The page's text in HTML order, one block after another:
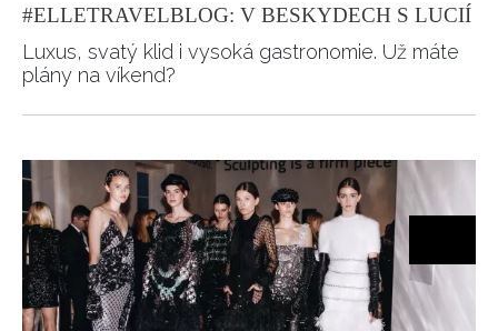
#ELLETRAVELBLOG: V BESKYDECH S LUCIÍ
Luxus, svatý klid i vysoká gastronomie. Už máte
plány na víkend?